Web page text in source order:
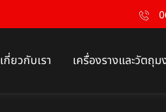
เกี่ยวกับเรา เครื่องรางและวัตถุ